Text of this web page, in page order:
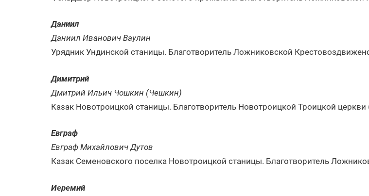
Даниил
Даниил Иванович Ваулин
Урядник Ундинской станицы. Благотворитель Ложниковской
Димитрий
Дмитрий Ильич Чошкин (Чешкин)
Казак Новотроицкой станицы. Благотворитель Новотроицкой Троицкой церкви
Евграф
Евграф Михайлович Дутов
Казак Семеновского поселка Новотроицкой станицы. Благотворитель
Иеремий